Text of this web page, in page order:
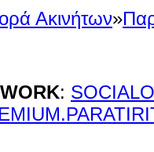
Ακινήτων»
: